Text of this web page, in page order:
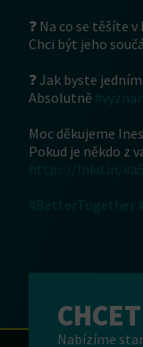
❓ Na co se těšíte v
Chci být jeho
❓ Jak byste
Absolutně
Moc děkujeme
Pokud je někdo z
https://lnkd.in/
#BetterTogether
Nabízíme